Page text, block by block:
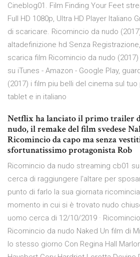
Cineblog01. Film Finding Your Feet
Full HD 1080p, Ultra HD Player Italiano
di scaricare. Ricomincio da nudo
altadefinizione hd Senza
scarica film Ricomincio da nudo
su iTunes - Amazon - Google Play,
(2017) i film piu belli del cinema sul
tablet e in italiano
Netflix ha lanciato il primo trailer
nudo, il remake del film svedese
Ricomincio da capo ma senza
sfortunatissimo protagonista Rob
Ricomincio da nudo streaming cb01
cerca di raggiungere l'altare per
punto di farlo la sua giornata
momento in cui si è trovato nudo
uomo cerca di 12/10/2019 ·
Ricomincio da nudo Naked Un film di
lo stesso giorno Con Regina Hall